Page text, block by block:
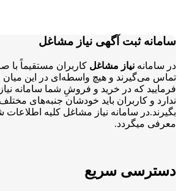
سامانه ثبت آگهی نیاز مشاغل
در سامانه نیاز مشاغلکاربران مستقیماً با
تماس می‌گیرند و هیچ واسطه‌ای در این میان
فرمایید که در خرید و فروشِ شما سامانه
ندارد و کاربران باید خودشان جنبه‌های
بگیرند.در سامانه نیاز مشاغل کلیه
معرفی میگردد.
دسترسی سریع